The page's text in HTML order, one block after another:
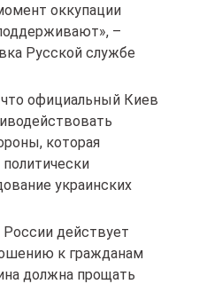
оккупации
–
Русской службе
официальный Киев
которая
украинских
России действует
к гражданам
должна прощать